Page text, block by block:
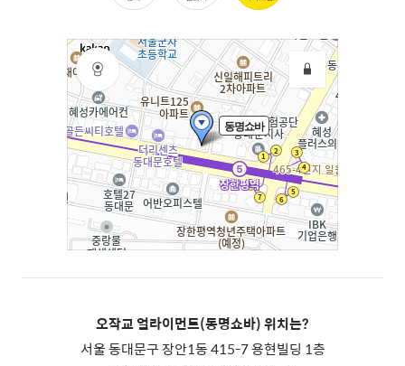
오작교 얼라이먼트(동명쇼바) 위치는?
서울 동대문구 장안1동 415-7 용현빌딩 1층